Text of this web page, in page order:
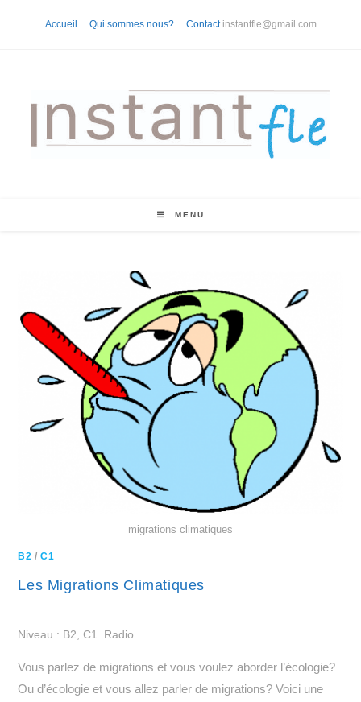
Accueil Qui sommes nous? Contact instantfle@gmail.com
MENU
migrations climatiques
B2 /C1
Les Migrations Climatiques
Niveau : B2, C1. Radio.
Vous parlez de migrations et vous voulez aborder l’écologie?
Ou d’écologie et vous allez parler de migrations? Voici une